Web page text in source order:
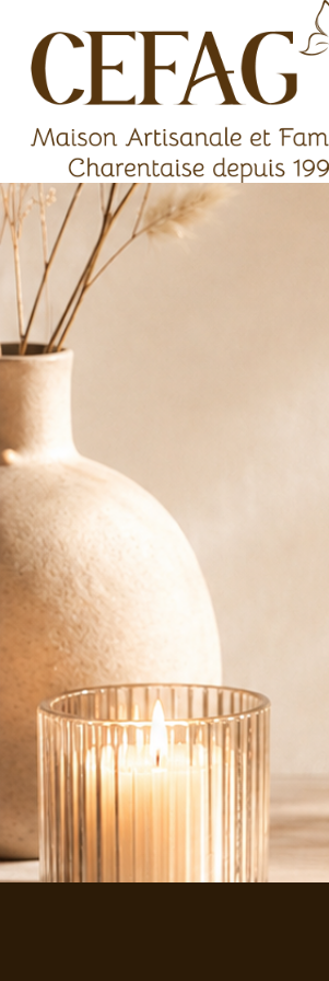
contenu